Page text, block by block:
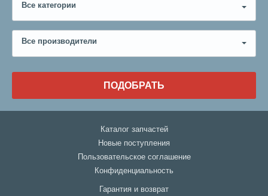
Все категории
Все производители
ПОДОБРАТЬ
Каталог запчастей
Новые поступления
Пользовательское соглашение
Конфиденциальность
Гарантия и возврат